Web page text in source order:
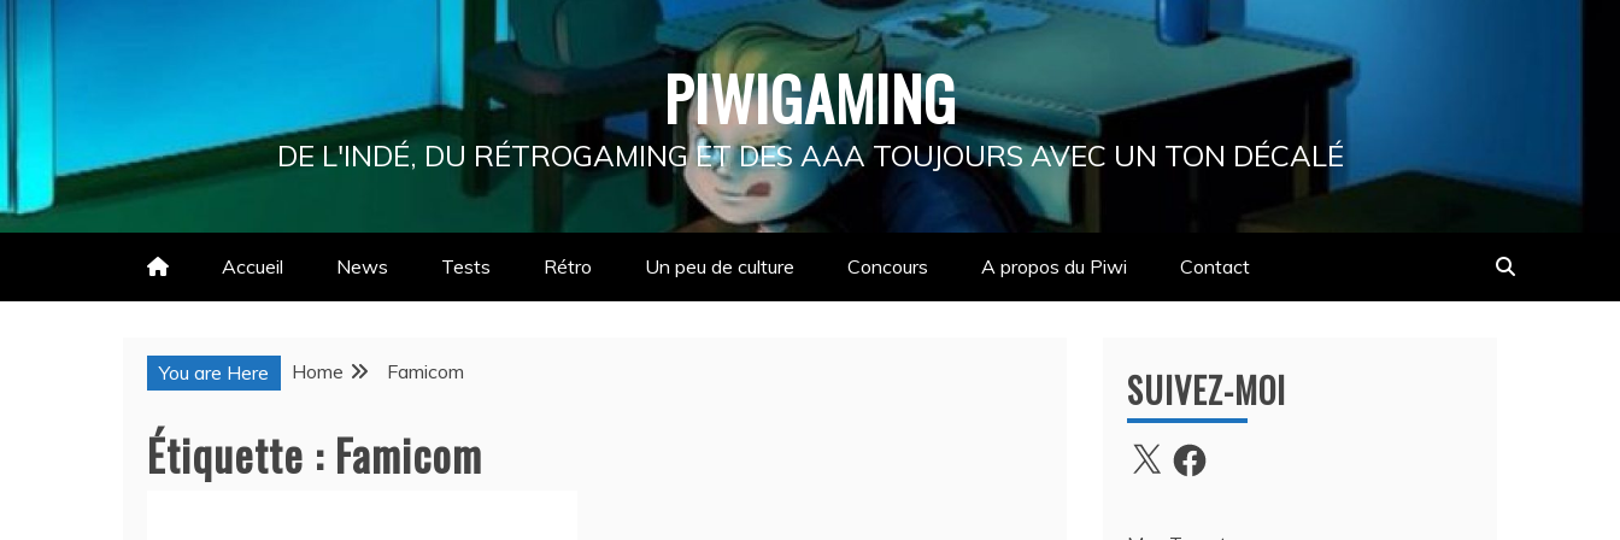
PIWIGAMING
DE L'INDÉ, DU RÉTROGAMING ET DES AAA TOUJOURS AVEC UN TON DÉCALÉ
Accueil News Tests Rétro Un peu de culture Concours A propos du Piwi Contact
You are Here Home Famicom
Étiquette : Famicom
SUIVEZ-MOI
X Facebook